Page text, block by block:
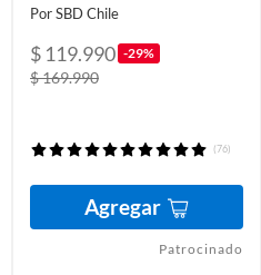
Por SBD Chile
$ 119.990 -29%
$ 169.990
(76)
Agregar
Patrocinado